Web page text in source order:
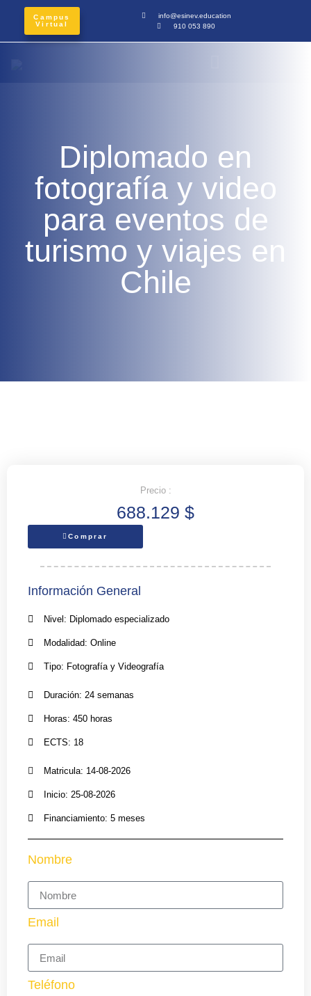
Campus
Virtual
info@esinev.education
910 053 890
Diplomado en
fotografía y video
para eventos de
turismo y viajes en
Chile
Precio :
688.129 $
Comprar
Información General
Nivel: Diplomado especializado
Modalidad: Online
Tipo: Fotografía y Videografía
Duración: 24 semanas
Horas: 450 horas
ECTS: 18
Matricula: 14-08-2026
Inicio: 25-08-2026
Financiamiento: 5 meses
Nombre
Email
Teléfono